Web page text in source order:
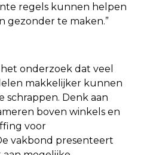
regels kunnen helpen
gezonder te maken.”
onderzoek dat veel
makkelijker kunnen
schrappen. Denk aan
boven winkels en
voor
vakbond presenteert